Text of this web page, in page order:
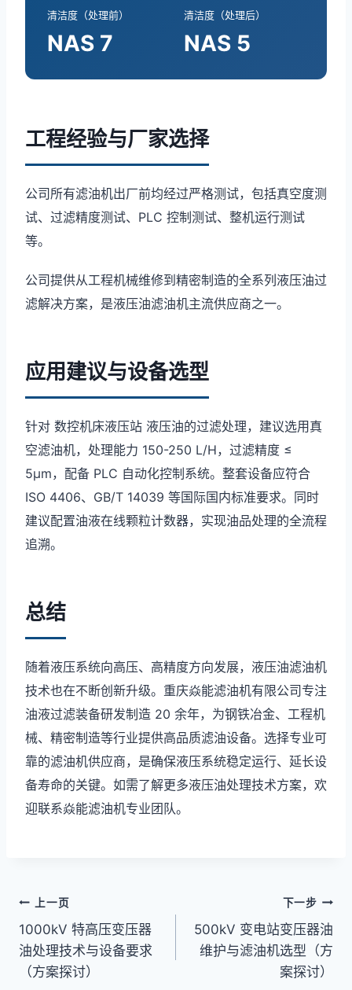
清洁度（处理前）
NAS 7
清洁度（处理后）
NAS 5
工程经验与厂家选择
公司所有滤油机出厂前均经过严格测试，包括真空度测
试、过滤精度测试、PLC 控制测试、整机运行测试
等。
公司提供从工程机械维修到精密制造的全系列液压油过
滤解决方案，是液压油滤油机主流供应商之一。
应用建议与设备选型
针对 数控机床液压站 液压油的过滤处理，建议选用真
空滤油机，处理能力 150-250 L/H，过滤精度 ≤
5μm，配备 PLC 自动化控制系统。整套设备应符合
ISO 4406、GB/T 14039 等国际国内标准要求。同时
建议配置油液在线颗粒计数器，实现油品处理的全流程
追溯。
总结
随着液压系统向高压、高精度方向发展，液压油滤油机
技术也在不断创新升级。重庆焱能滤油机有限公司专注
油液过滤装备研发制造 20 余年，为钢铁冶金、工程机
械、精密制造等行业提供高品质滤油设备。选择专业可
靠的滤油机供应商，是确保液压系统稳定运行、延长设
备寿命的关键。如需了解更多液压油处理技术方案，欢
迎联系焱能滤油机专业团队。
文
章
导
上一页
1000kV 特高压变压器
油处理技术与设备要求
（方案探讨）
下一步
500kV 变电站变压器油
维护与滤油机选型（方
案探讨）